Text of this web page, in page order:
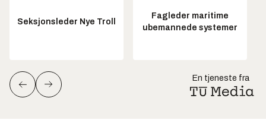
Seksjonsleder Nye Troll
Fagleder maritime
ubemannede systemer
En tjeneste fra